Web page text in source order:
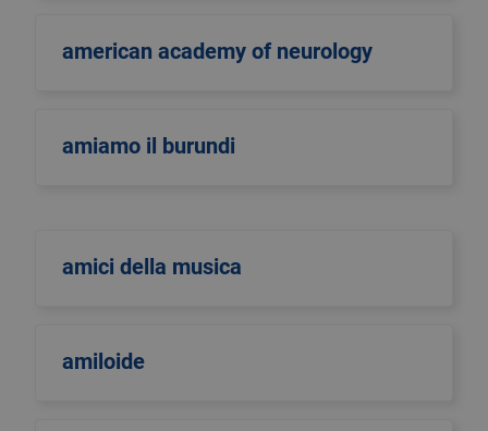
american academy of neurology
amiamo il burundi
amici della musica
amiloide